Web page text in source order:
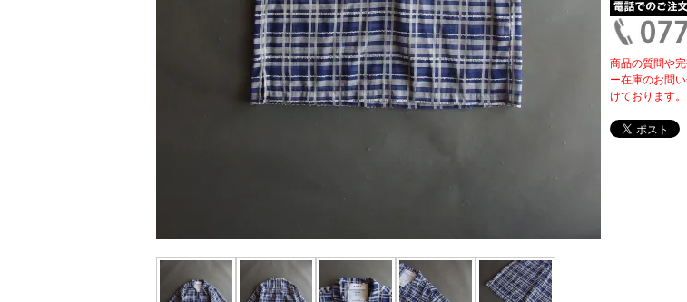
商品の質問や
ー在庫のお問
けております。